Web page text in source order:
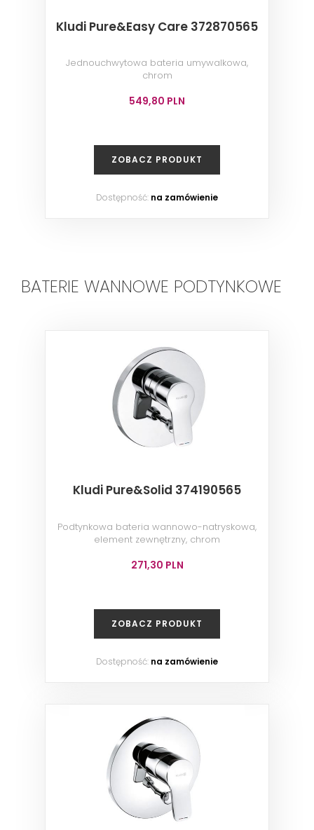
Kludi Pure&Easy Care 372870565
Jednouchwytowa bateria umywalkowa,
chrom
549,80 PLN
ZOBACZ PRODUKT
Dostępność: na zamówienie
BATERIE WANNOWE PODTYNKOWE
Kludi Pure&Solid 374190565
Podtynkowa bateria wannowo-natryskowa,
element zewnętrzny, chrom
271,30 PLN
ZOBACZ PRODUKT
Dostępność: na zamówienie